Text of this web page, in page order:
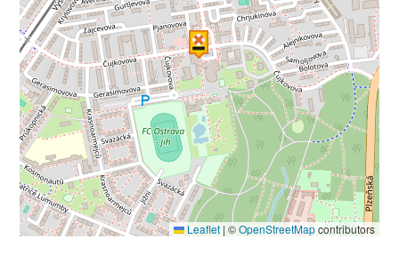
Leaflet | ©OpenStreetMapcontributors